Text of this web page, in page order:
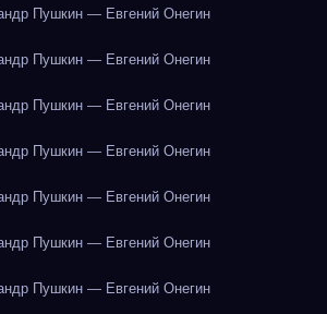
Пушкин — Евгений Онегин
Пушкин — Евгений Онегин
Пушкин — Евгений Онегин
Пушкин — Евгений Онегин
Пушкин — Евгений Онегин
Пушкин — Евгений Онегин
Пушкин — Евгений Онегин